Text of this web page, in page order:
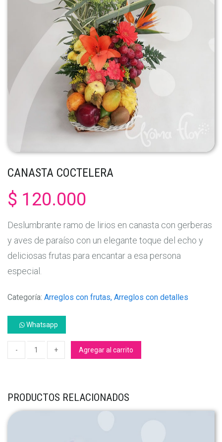
CANASTA COCTELERA
$ 120.000
Deslumbrante ramo de lirios en canasta con gerberas
y aves de paraíso con un elegante toque del echo y
deliciosas frutas para encantar a esa persona
especial.
Categoría: Arreglos con frutas, Arreglos con detalles
Whatsapp
Agregar al carrito
PRODUCTOS RELACIONADOS